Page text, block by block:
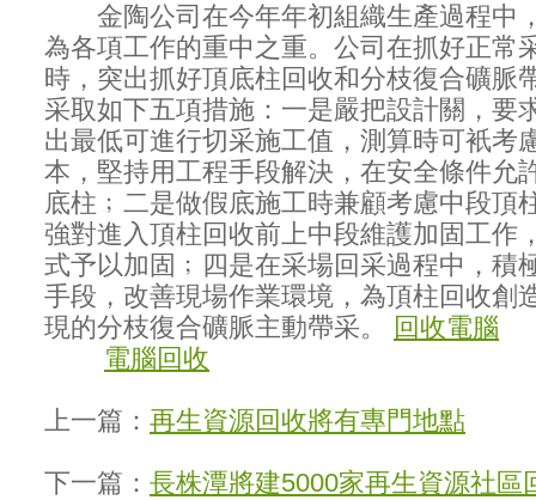
金陶公司在今年年初組織生產過程中
為各項工作的重中之重。公司在抓好正常
時，突出抓好頂底柱回收和分枝復合礦脈
采取如下五項措施：一是嚴把設計關，要
出最低可進行切采施工值，測算時可衹考
本，堅持用工程手段解決，在安全條件允
底柱﹔二是做假底施工時兼顧考慮中段頂
強對進入頂柱回收前上中段維護加固工作
式予以加固﹔四是在采場回采過程中，積
手段，改善現場作業環境，為頂柱回收創
現的分枝復合礦脈主動帶采。
回收電腦
電腦回收
上一篇： 再生資源回收將有專門地點
下一篇： 長株潭將建5000家再生資源社區